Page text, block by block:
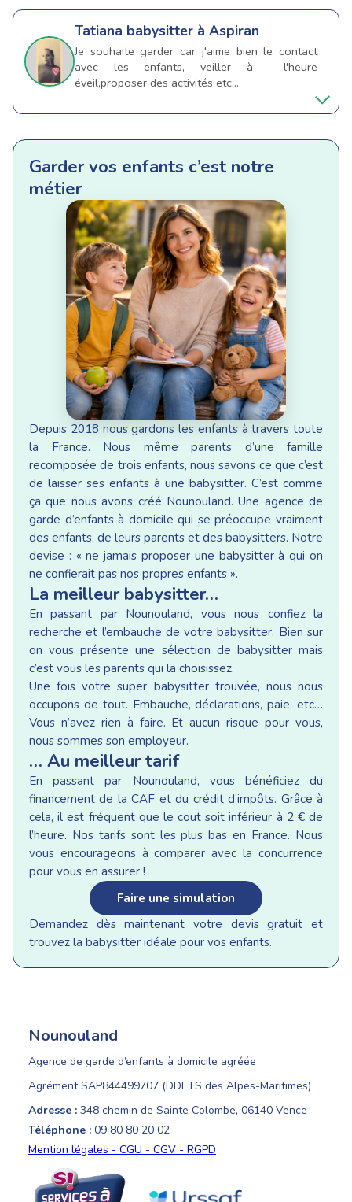
Tatiana babysitter à Aspiran
Je souhaite garder car j'aime bien le contact
avec les enfants, veiller à l'heure
éveil,proposer des activités etc...
Garder vos enfants c’est notre
métier
Depuis 2018 nous gardons les enfants à travers toute
la France. Nous même parents d’une famille
recomposée de trois enfants, nous savons ce que c’est
de laisser ses enfants à une babysitter. C’est comme
ça que nous avons créé Nounouland. Une agence de
garde d’enfants à domicile qui se préoccupe vraiment
des enfants, de leurs parents et des babysitters. Notre
devise : « ne jamais proposer une babysitter à qui on
ne confierait pas nos propres enfants ».
La meilleur babysitter…
En passant par Nounouland, vous nous confiez la
recherche et l’embauche de votre babysitter. Bien sur
on vous présente une sélection de babysitter mais
c’est vous les parents qui la choisissez.
Une fois votre super babysitter trouvée, nous nous
occupons de tout. Embauche, déclarations, paie, etc…
Vous n’avez rien à faire. Et aucun risque pour vous,
nous sommes son employeur.
… Au meilleur tarif
En passant par Nounouland, vous bénéficiez du
financement de la CAF et du crédit d’impôts. Grâce à
cela, il est fréquent que le cout soit inférieur à 2 € de
l’heure. Nos tarifs sont les plus bas en France. Nous
vous encourageons à comparer avec la concurrence
pour vous en assurer !
Faire une simulation
Demandez dès maintenant votre devis gratuit et
trouvez la babysitter idéale pour vos enfants.
Nounouland
Agence de garde d’enfants à domicile agréée
Agrément SAP844499707 (DDETS des Alpes-Maritimes)
Adresse : 348 chemin de Sainte Colombe, 06140 Vence
Téléphone : 09 80 80 20 02
Mention légales - CGU - CGV - RGPD